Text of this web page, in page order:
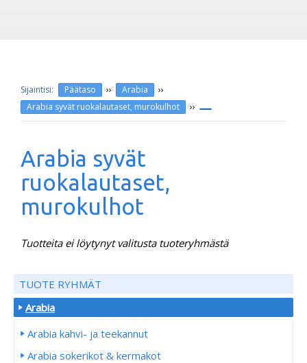
Päätaso ›› Arabia ››
Arabia syvät ruokalautaset, murokulhot ››
Arabia syvät
ruokalautaset,
murokulhot
Tuotteita ei löytynyt valitusta tuoteryhmästä
TUOTE RYHMÄT
Arabia
Arabia kahvi- ja teekannut
Arabia sokerikot & kermakot